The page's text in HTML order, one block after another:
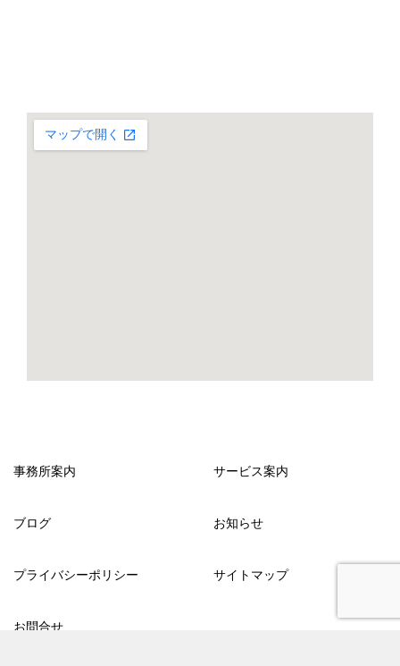
事務所案内 サービス案内
ブログ お知らせ
プライバシーポリシー サイトマップ
お問合せ